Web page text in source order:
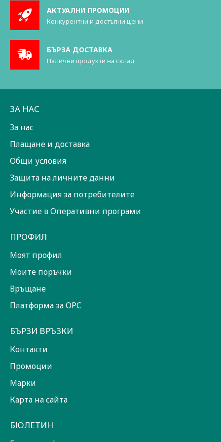
АКТУАЛНИ ПРОМОЦИИ
Конкурентни и достъпни цени
БЪРЗА ДОСТАВКА
Налични продукти на склад
ЗА НАС
За нас
Плащане и доставка
Общи условия
Защита на личните данни
Информация за потребителите
Участие в Оперативни програми
ПРОФИЛ
Моят профил
Моите поръчки
Връщане
Платформа за ОРС
БЪРЗИ ВРЪЗКИ
Контакти
Промоции
Марки
Карта на сайта
БЮЛЕТИН